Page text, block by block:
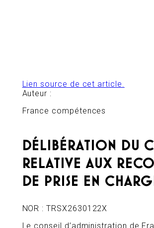
Lien source de cet article.
Auteur :
France compétences
DÉLIBÉRATION DU
RELATIVE AUX
DE PRISE EN
NOR : TRSX2630122X
Le conseil d’administration de